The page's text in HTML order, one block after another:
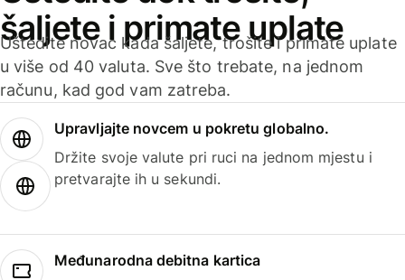
šaljete i primate uplate
Uštedite novac kada šaljete, trošite i primate uplate
u više od 40 valuta. Sve što trebate, na jednom
računu, kad god vam zatreba.
Upravljajte novcem u pokretu globalno.
Držite svoje valute pri ruci na jednom mjestu i
pretvarajte ih u sekundi.
Međunarodna debitna kartica